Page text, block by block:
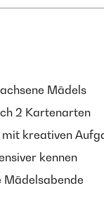
Mädels
2 Kartenarten
kreativen
kennen